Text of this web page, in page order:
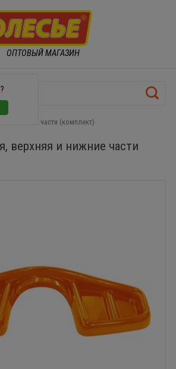
ОПТОВЫЙ МАГАЗИН
?
и нижние части (комплект)
верхняя и нижние части